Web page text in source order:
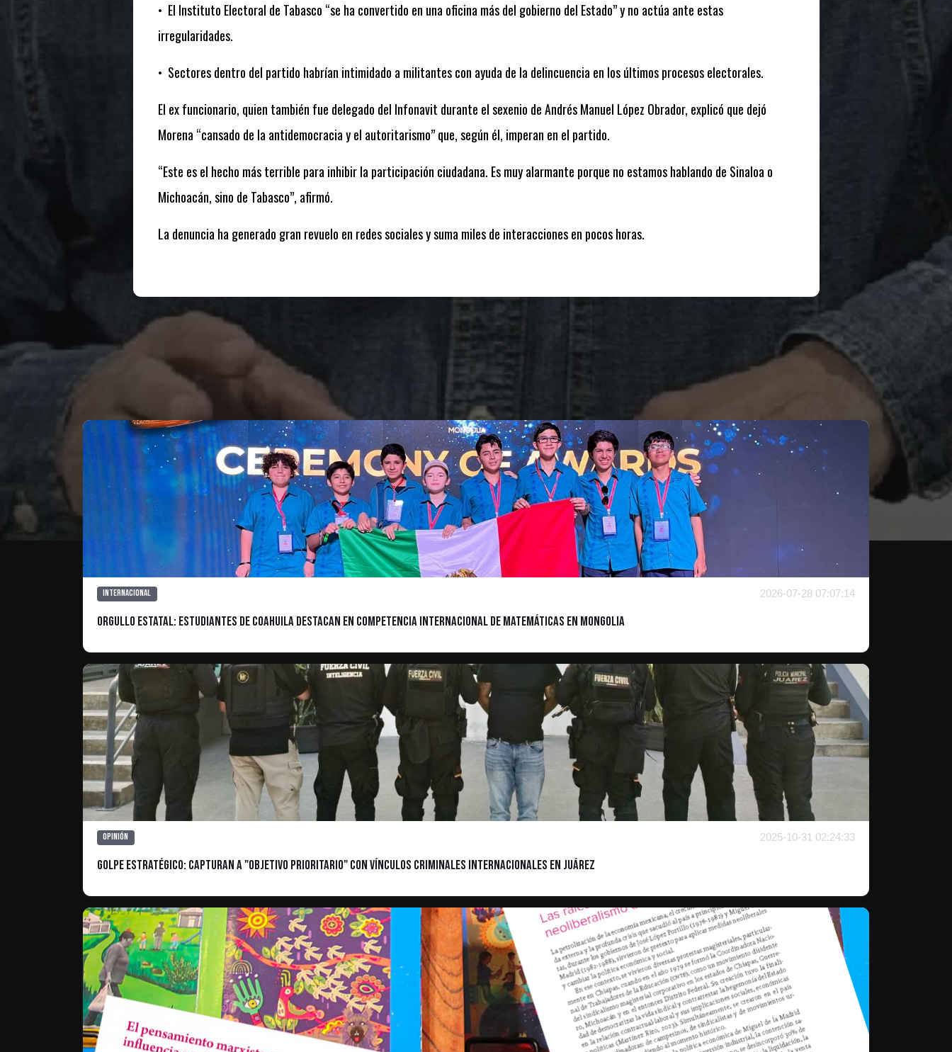
• El Instituto Electoral de Tabasco “se ha convertido en una oficina más del gobierno del Estado” y no actúa ante estas
irregularidades.
• Sectores dentro del partido habrían intimidado a militantes con ayuda de la delincuencia en los últimos procesos electorales.
El ex funcionario, quien también fue delegado del Infonavit durante el sexenio de Andrés Manuel López Obrador, explicó que dejó
Morena “cansado de la antidemocracia y el autoritarismo” que, según él, imperan en el partido.
“Este es el hecho más terrible para inhibir la participación ciudadana. Es muy alarmante porque no estamos hablando de Sinaloa o
Michoacán, sino de Tabasco”, afirmó.
La denuncia ha generado gran revuelo en redes sociales y suma miles de interacciones en pocos horas.
Te puede interesar
Internacional 2026-07-28 07:07:14
Orgullo estatal: Estudiantes de Coahuila destacan en competencia internacional de matemáticas en Mongolia
Opinión 2025-10-31 02:24:33
Golpe Estratégico: Capturan a "Objetivo Prioritario" con Vínculos Criminales Internacionales en Juárez